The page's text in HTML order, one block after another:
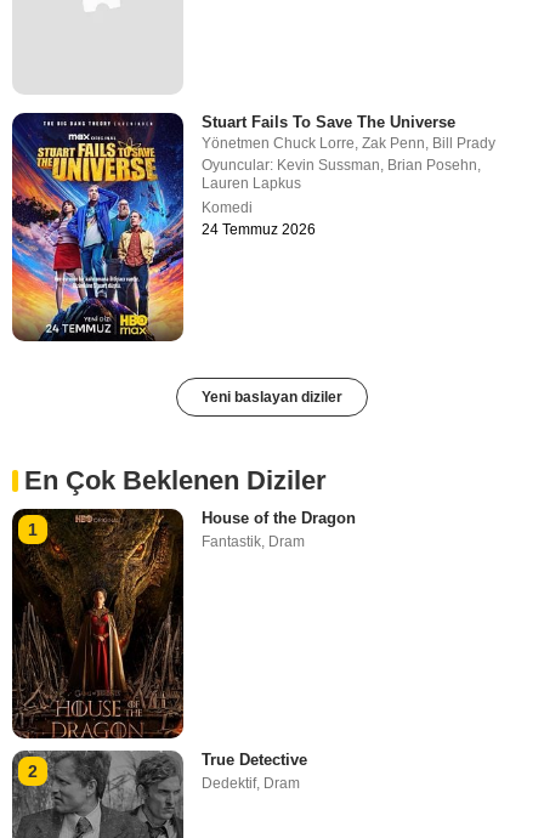
Stuart Fails To Save The Universe
YönetmenChuck Lorre,Zak Penn, Bill Prady
Oyuncular: Kevin Sussman, Brian Posehn,
Lauren Lapkus
Komedi
24 Temmuz 2026
Yeni baslayan diziler
En Çok Beklenen Diziler
1
House of the Dragon
Fantastik, Dram
2
True Detective
Dedektif, Dram